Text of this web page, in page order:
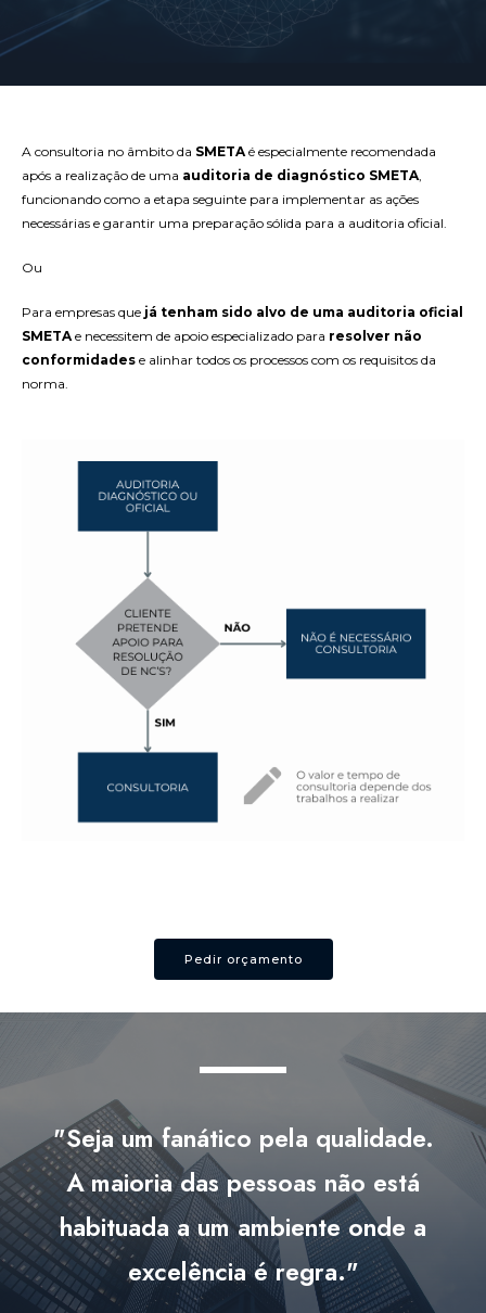
A consultoria no âmbito da SMETAé especialmente recomendada
após a realização de uma auditoria de diagnóstico SMETA,
funcionando como a etapa seguinte para implementar as ações
necessárias e garantir uma preparação sólida para a auditoria oficial.
Ou
Para empresas que já tenham sido alvo de uma auditoria oficial
SMETAe necessitem de apoio especializado para resolver não
conformidades e alinhar todos os processos com os requisitos da
norma.
Pedir orçamento
"Seja um fanático pela qualidade.
A maioria das pessoas não está
habituada a um ambiente onde a
excelência é regra."